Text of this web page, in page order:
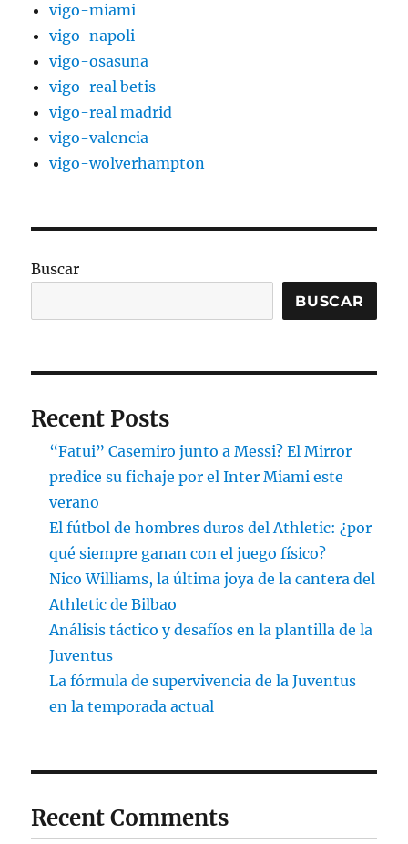
vigo-miami
vigo-napoli
vigo-osasuna
vigo-real betis
vigo-real madrid
vigo-valencia
vigo-wolverhampton
Buscar
BUSCAR
Recent Posts
“Fatui” Casemiro junto a Messi? El Mirror
predice su fichaje por el Inter Miami este
verano
El fútbol de hombres duros del Athletic: ¿por
qué siempre ganan con el juego físico?
Nico Williams, la última joya de la cantera del
Athletic de Bilbao
Análisis táctico y desafíos en la plantilla de la
Juventus
La fórmula de supervivencia de la Juventus
en la temporada actual
Recent Comments